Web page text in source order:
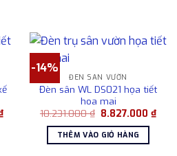
₫.
Giá
hiện
1.219.000 ₫.
-14%
ĐÈN SÂN VƯỜN
Đèn sân WL DS021 họa tiết
hoa mai
10.231.000₫ Giá
là:
10.231.000 ₫.
8.827.000₫Giá
hiện
THÊM VÀO GIỎ HÀNG